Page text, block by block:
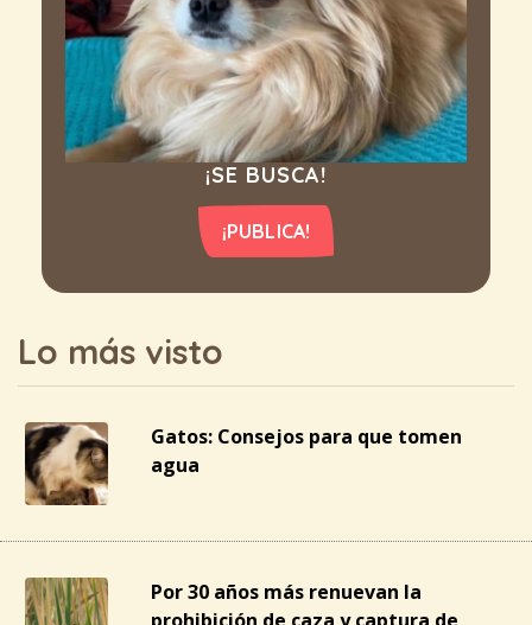
¡SE BUSCA!
¡PUBLICA!
Lo más visto
Gatos: Consejos para que tomen
agua
Por 30 años más renuevan la